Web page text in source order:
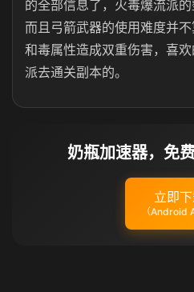
的全部信息了，火毒爆流派的
而且弓箭武器的使用难度并
和毒属性造成双重伤害，喜
派去通关副本的。
奶瓶加速器，免
立即
（Android